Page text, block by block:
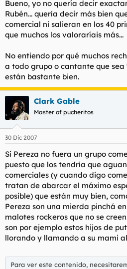
Bueno, yo no quería decir
Rubén... quería decir más bien
comercial ni salieran en los 40
que muchos los valoraríais más...
No entiendo por qué muchos
a todo grupo o cantante que sea
están bastante bien.
Clark Gable
Master of pucheritos
30 Dic 2007
Si Pereza no fuera un grupo
puesto que los tendría que
comerciales (y cuando digo
tratan de abarcar el máximo
posible) que están muy bien,
Pereza son una mierda pinchá
malotes rockeros que no se
son por ejemplo estos hijos de
llorando y llamando a su mami
Para ver este contenido,